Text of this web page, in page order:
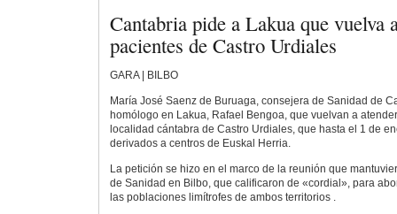
Cantabria pide a Lakua que vuelva
pacientes de Castro Urdiales
GARA | BILBO
María José Saenz de Buruaga, consejera de Sanidad de
homólogo en Lakua, Rafael Bengoa, que vuelvan a
localidad cántabra de Castro Urdiales, que hasta el 1 de
derivados a centros de Euskal Herria.
La petición se hizo en el marco de la reunión que
de Sanidad en Bilbo, que calificaron de «cordial», para
las poblaciones limítrofes de ambos territorios .